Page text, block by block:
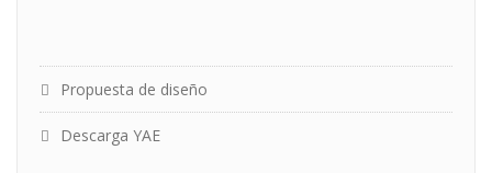
Propuesta de diseño
Descarga YAE